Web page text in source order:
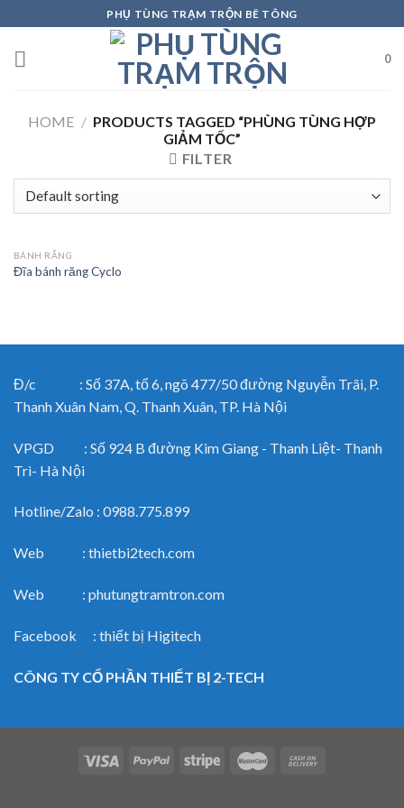
to
content
PHỤ TÙNG TRẠM TRỘN BÊ TÔNG
0
HOME / PRODUCTS TAGGED “PHÙNG TÙNG HỢP
GIẢM TỐC”
FILTER
BÁNH RĂNG
Đĩa bánh răng Cyclo
Đ/c : Số 37A, tổ 6, ngõ 477/50 đường Nguyễn Trãi, P.
Thanh Xuân Nam, Q. Thanh Xuân, TP. Hà Nội
VPGD : Số 924 B đường Kim Giang - Thanh Liệt- Thanh
Trì- Hà Nội
Hotline/Zalo : 0988.775.899
Web : thietbi2tech.com
Web : phutungtramtron.com
Facebook : thiết bị Higitech
CÔNG TY CỔ PHẦN THIẾT BỊ 2-TECH